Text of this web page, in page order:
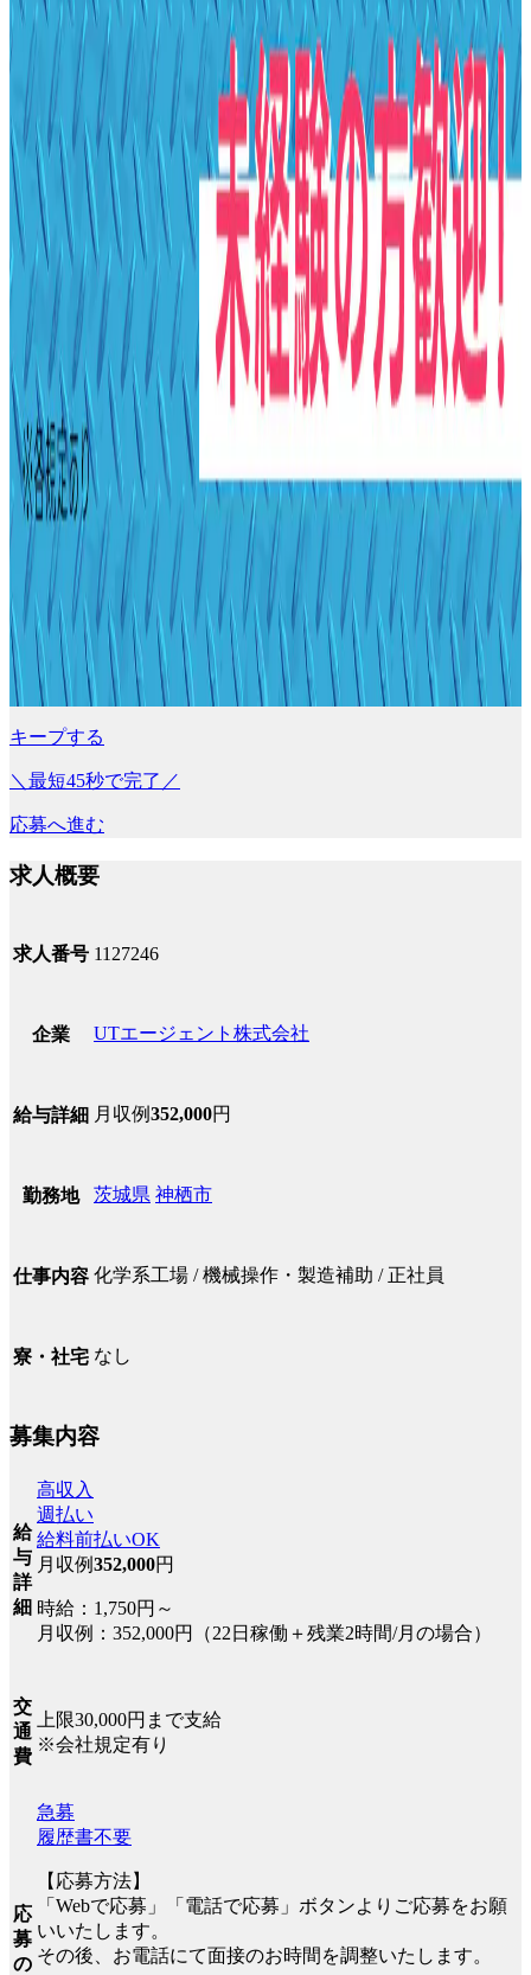
キープする
＼最短45秒で完了／
応募へ進む
求人概要
求人番号 1127246
企業 UTエージェント株式会社
給与詳細 月収例352,000円
勤務地 茨城県 神栖市
仕事内容 化学系工場 / 機械操作・製造補助 / 正社員
寮・社宅 なし
募集内容
給
与
詳
細
高収入
週払い
給料前払いOK
月収例352,000円
時給：1,750円～
月収例：352,000円（22日稼働＋残業2時間/月の場合）
交
通
費
上限30,000円まで支給
※会社規定有り
応
募
の
急募
履歴書不要
【応募方法】
「Webで応募」「電話で応募」ボタンよりご応募をお願
いいたします。
その後、お電話にて面接のお時間を調整いたします。